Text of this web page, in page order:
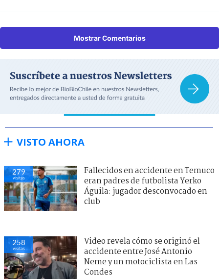
Mostrar Comentarios
VISTO AHORA
279
visitas
Fallecidos en accidente en Temuco
eran padres de futbolista Yerko
Águila: jugador desconvocado en
club
258
visitas
Video revela cómo se originó el
accidente entre José Antonio
Neme y un motociclista en Las
Condes